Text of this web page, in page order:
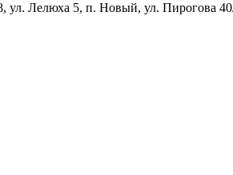
ул. Лелюха 5, п. Новый, ул. Пирогова